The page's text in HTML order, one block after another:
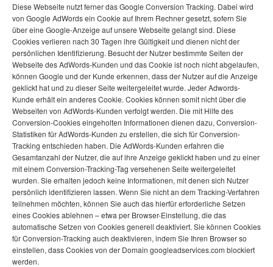
Diese Webseite nutzt ferner das Google Conversion Tracking. Dabei wird
von Google AdWords ein Cookie auf Ihrem Rechner gesetzt, sofern Sie
über eine Google-Anzeige auf unsere Webseite gelangt sind. Diese
Cookies verlieren nach 30 Tagen ihre Gültigkeit und dienen nicht der
persönlichen Identifizierung. Besucht der Nutzer bestimmte Seiten der
Webseite des AdWords-Kunden und das Cookie ist noch nicht abgelaufen,
können Google und der Kunde erkennen, dass der Nutzer auf die Anzeige
geklickt hat und zu dieser Seite weitergeleitet wurde. Jeder Adwords-
Kunde erhält ein anderes Cookie. Cookies können somit nicht über die
Webseiten von AdWords-Kunden verfolgt werden. Die mit Hilfe des
Conversion-Cookies eingeholten Informationen dienen dazu, Conversion-
Statistiken für AdWords-Kunden zu erstellen, die sich für Conversion-
Tracking entschieden haben. Die AdWords-Kunden erfahren die
Gesamtanzahl der Nutzer, die auf ihre Anzeige geklickt haben und zu einer
mit einem Conversion-Tracking-Tag versehenen Seite weitergeleitet
wurden. Sie erhalten jedoch keine Informationen, mit denen sich Nutzer
persönlich identifizieren lassen. Wenn Sie nicht an dem Tracking-Verfahren
teilnehmen möchten, können Sie auch das hierfür erforderliche Setzen
eines Cookies ablehnen – etwa per Browser-Einstellung, die das
automatische Setzen von Cookies generell deaktiviert. Sie können Cookies
für Conversion-Tracking auch deaktivieren, indem Sie Ihren Browser so
einstellen, dass Cookies von der Domain googleadservices.com blockiert
werden.